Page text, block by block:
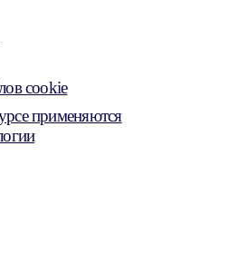
cookie
применяются